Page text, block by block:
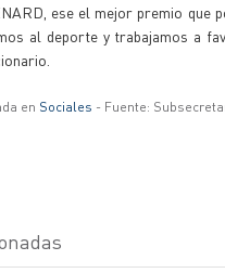
ese el mejor premio que
al deporte y trabajamos a
en Sociales - Fuente: